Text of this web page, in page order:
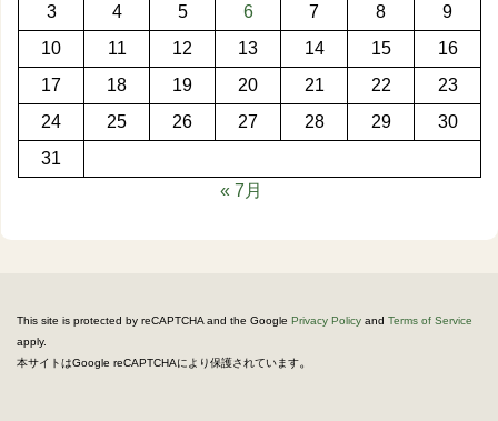
3
4 5 6 7 8
9
10
11 12 13 14 15
16
17
18 19 20 21 22
23
24
25 26 27 28 29
30
31
« 7月
This site is protected by reCAPTCHA and the Google Privacy Policy and Terms of Service
apply.
本サイトはGoogle reCAPTCHAにより保護されています。